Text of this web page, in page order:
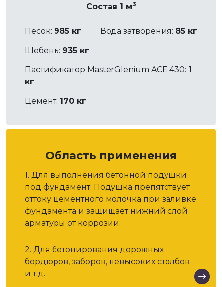
Состав 1 м3
Песок: 985 кг Вода затворения: 85 кг
Щебень: 935 кг
Пастификатор MasterGlenium ACE 430: 1
кг
Цемент: 170 кг
Область применения
1. Для выполнения бетонной подушки
под фундамент. Подушка препятствует
оттоку цементного молочка при заливке
фундамента и защищает нижний слой
арматуры от коррозии.
2. Для бетонирования дорожных
бордюров, заборов, невысоких столбов
и т.д.